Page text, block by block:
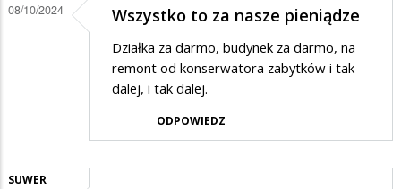
08/10/2024 Wszystko to za nasze pieniądze
Działka za darmo, budynek za darmo, na
remont od konserwatora zabytków i tak
dalej, i tak dalej.
ODPOWIEDZ
SUWER